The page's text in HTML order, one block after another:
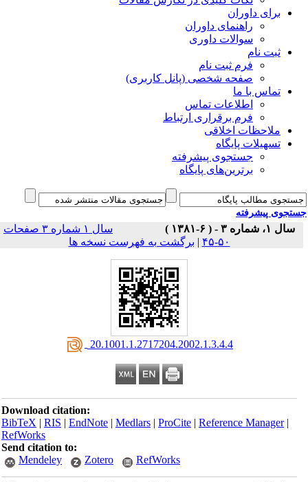
برای داوران
راهنمای داوران
سوالات داوری
ثبت نام
فرم ثبت نام
صفحه شخصی (پانل کاربری)
تماس با ما
اطلاعات تماس
فرم برقراری ارتباط
ملاحظات اخلاقی
تسهیلات پایگاه
جستجوی پیشرفته
برترین‌های پایگاه
پیشرفته
شماره ۳ - ( ۶-۱۳۸۱ )
سال ۱ شماره ۳ صفحات
|برگشت به فهرست نسخه ها
‎ 20.1001.1.2717204.2002.1.3.4.4
Download citation:
BibTeX|RIS|EndNote|Medlars|ProCite|Reference Manager
RefWorks
Send citation to:
Mendeley
Zotero RefWorks